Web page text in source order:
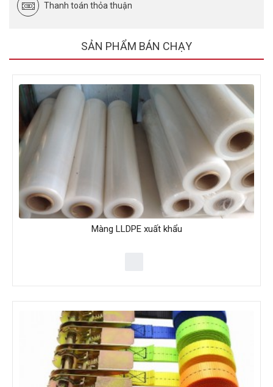
Thanh toán thỏa thuận
SẢN PHẨM BÁN CHẠY
Màng LLDPE xuất khẩu